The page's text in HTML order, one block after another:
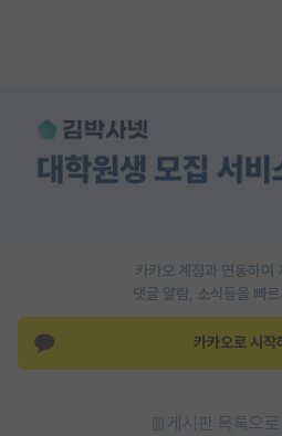
카카오 계정과 연동하여
댓글 알람, 소식등을 빠
카카오로 시작
게시판 목록으로